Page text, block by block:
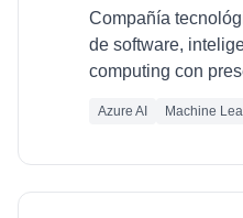
Compañía
de software,
computing con
Azure AI Machine